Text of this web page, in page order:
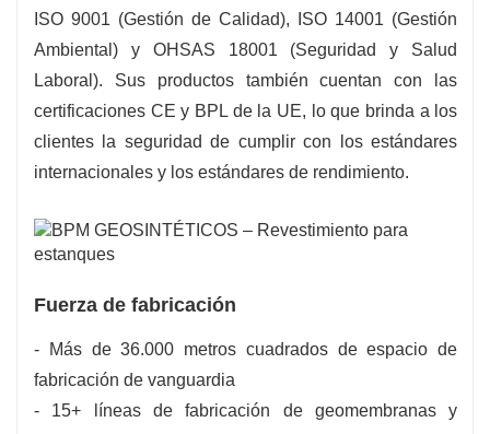
ISO 9001 (Gestión de Calidad), ISO 14001 (Gestión
Ambiental) y OHSAS 18001 (Seguridad y Salud
Laboral). Sus productos también cuentan con las
certificaciones CE y BPL de la UE, lo que brinda a los
clientes la seguridad de cumplir con los estándares
internacionales y los estándares de rendimiento.
Fuerza de fabricación
- Más de 36.000 metros cuadrados de espacio de
fabricación de vanguardia
- 15+ líneas de fabricación de geomembranas y